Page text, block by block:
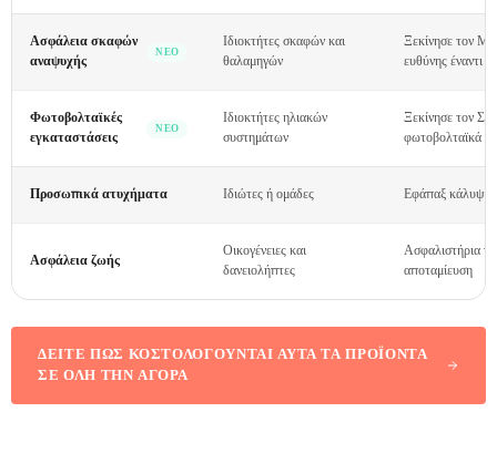
Ασφάλεια σκαφών
αναψυχής
ΝΈΟ
Ιδιοκτήτες σκαφών και
θαλαμηγών
Ξεκίνησε τον
ευθύνης έναντι
Φωτοβολταϊκές
εγκαταστάσεις
ΝΈΟ
Ιδιοκτήτες ηλιακών
συστημάτων
Ξεκίνησε τον
φωτοβολταϊκά
Προσωπικά ατυχήματα Ιδιώτες ή ομάδες Εφάπαξ κάλυψη
Ασφάλεια ζωής
Οικογένειες και
δανειολήπτες
Ασφαλιστήρια
αποταμίευση
ΔΕΊΤΕ ΠΏΣ ΚΟΣΤΟΛΟΓΟΎΝΤΑΙ ΑΥΤΆ ΤΑ ΠΡΟΪΌΝΤΑ
ΣΕ ΌΛΗ ΤΗΝ ΑΓΟΡΆ